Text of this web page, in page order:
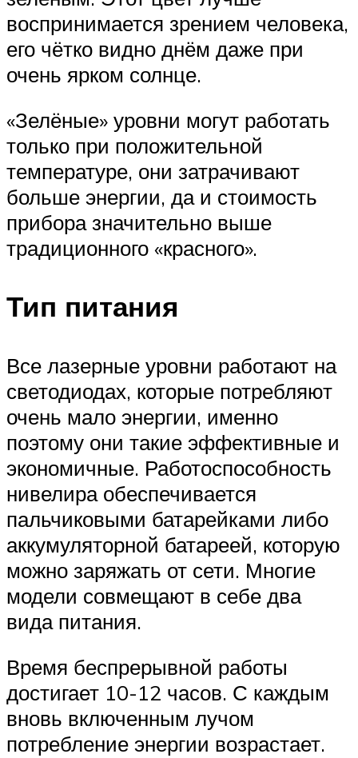
воспринимается зрением человека,
его чётко видно днём даже при
очень ярком солнце.
«Зелёные» уровни могут работать
только при положительной
температуре, они затрачивают
больше энергии, да и стоимость
прибора значительно выше
традиционного «красного».
Тип питания
Все лазерные уровни работают на
светодиодах, которые потребляют
очень мало энергии, именно
поэтому они такие эффективные и
экономичные. Работоспособность
нивелира обеспечивается
пальчиковыми батарейками либо
аккумуляторной батареей, которую
можно заряжать от сети. Многие
модели совмещают в себе два
вида питания.
Время беспрерывной работы
достигает 10-12 часов. С каждым
вновь включенным лучом
потребление энергии возрастает.